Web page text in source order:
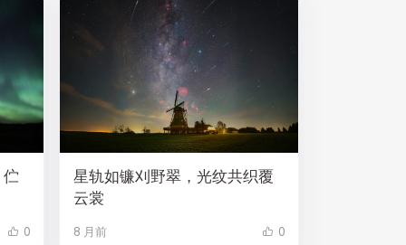
0
星轨如镰刈野翠，光纹共织覆
云裳
8 月前 0